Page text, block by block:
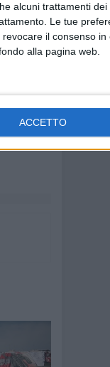
alcuni trattamenti
Le tue
il consenso in
alla pagina web.
ACCETTO